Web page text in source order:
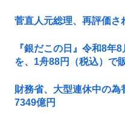
菅直人元総理、再評価さ
『銀だこの日』令和8年
を、1舟88円（税込）で
財務省、大型連休中の
7349億円